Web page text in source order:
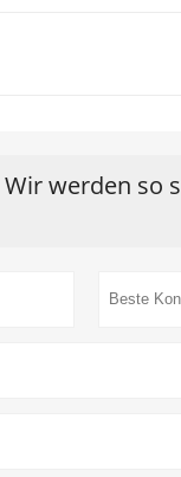
Wir werden